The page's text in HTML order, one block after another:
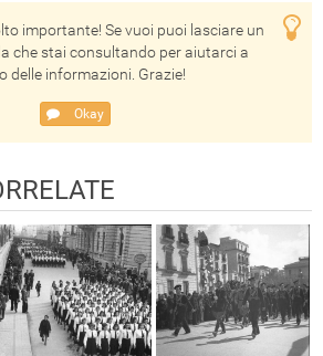
importante! Se vuoi puoi lasciare un
che stai consultando per aiutarci a
delle informazioni. Grazie!
Okay